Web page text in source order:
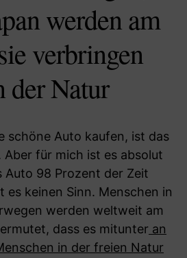
werden am
verbringen
Natur
schöne Auto kaufen, ist das
für mich ist es absolut
Auto 98 Prozent der Zeit
es keinen Sinn. Menschen in
werden weltweit am
dass es mitunter an
in der freien Natur